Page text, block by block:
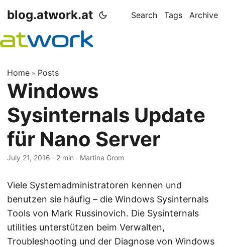
blog.atwork.at Search Tags Archive
Home » Posts
Windows
Sysinternals Update
für Nano Server
July 21, 2016 · 2 min · Martina Grom
Viele Systemadministratoren kennen und
benutzen sie häufig – die Windows Sysinternals
Tools von Mark Russinovich. Die Sysinternals
utilities unterstützen beim Verwalten,
Troubleshooting und der Diagnose von Windows